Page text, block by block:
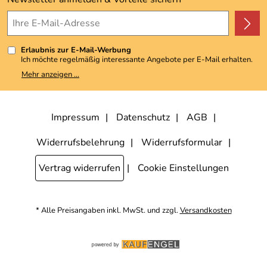
4,9/5*****
Erlaubnis zur E-Mail-Werbung
Ich möchte regelmäßig interessante Angebote per E-Mail erhalten.
Meine E-Mail-Adresse wird nicht an andere Unternehmen
weitergegeben. Zu statistischen Zwecken wird in anonymer Form
kann ich jederzeit mit Wirkung für die Zukunft widerrufen, indem ich
den Link "Abmelden" am Ende des Newsletters anklicke. Die
Mehr anzeigen ...
Impressum Datenschutz
AGB
Widerrufsbelehrung
Widerrufsformular
Vertrag widerrufen
Cookie Einstellungen
* Alle Preisangaben inkl. MwSt. und zzgl.Versandkosten